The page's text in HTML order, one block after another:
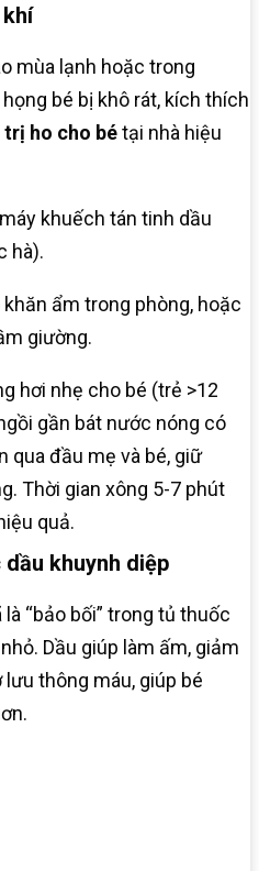
khí
mùa lạnh hoặc trong
bé bị khô rát, kích thích
trị ho cho bétại nhà hiệu
khuếch tán tinh dầu
hà).
ẩm trong phòng, hoặc
giường.
hơi nhẹ cho bé (trẻ >12
gần bát nước nóng có
qua đầu mẹ và bé, giữ
Thời gian xông 5-7 phút
quả.
khuynh diệp
“bảo bối” trong tủ thuốc
Dầu giúp làm ấm, giảm
thông máu, giúp bé